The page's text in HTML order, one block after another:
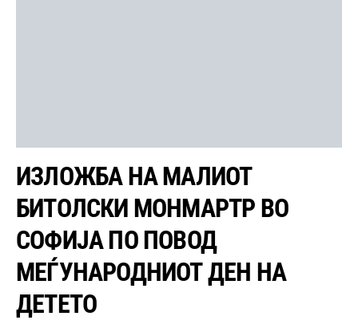
ИЗЛОЖБА НА МАЛИОТ
БИТОЛСКИ МОНМАРТР ВО
СОФИЈА ПО ПОВОД
МЕЃУНАРОДНИОТ ДЕН НА
ДЕТЕТО